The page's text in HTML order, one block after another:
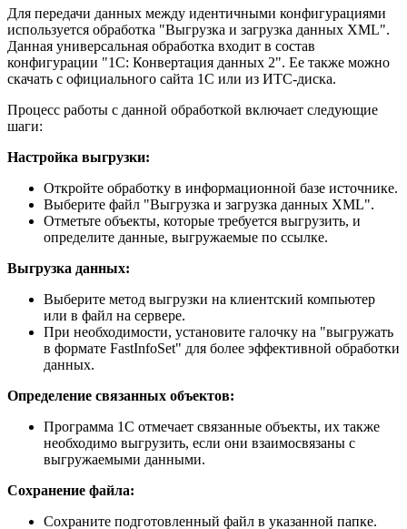
Для передачи данных между идентичными конфигурациями
используется обработка "Выгрузка и загрузка данных XML".
Данная универсальная обработка входит в состав
конфигурации "1С: Конвертация данных 2". Ее также можно
скачать с официального сайта 1С или из ИТС-диска.
Процесс работы с данной обработкой включает следующие
шаги:
Настройка выгрузки:
Откройте обработку в информационной базе источнике.
Выберите файл "Выгрузка и загрузка данных XML".
Отметьте объекты, которые требуется выгрузить, и
определите данные, выгружаемые по ссылке.
Выгрузка данных:
Выберите метод выгрузки на клиентский компьютер
или в файл на сервере.
При необходимости, установите галочку на "выгружать
в формате FastInfoSet" для более эффективной обработки
данных.
Определение связанных объектов:
Программа 1С отмечает связанные объекты, их также
необходимо выгрузить, если они взаимосвязаны с
выгружаемыми данными.
Сохранение файла:
Сохраните подготовленный файл в указанной папке.